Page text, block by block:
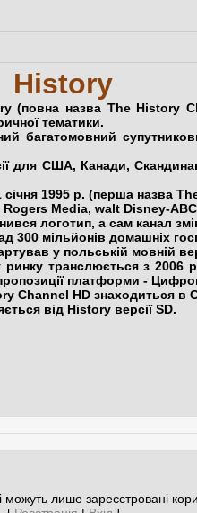
History
(повна назва The History
тематики.
багатомовний
для США, Канади,
1995 р. (перша назва
Rogers Media, walt Disney-
логотип, а сам канал
300 мільйонів домашніх
у польській мовній
транслюється з 2006
платформи -
Channel HD знаходиться в
від History версії SD.
лише зареєстровані